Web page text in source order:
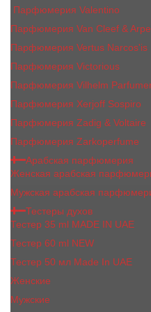
Парфюмерия Valentino
Парфюмерия Van Cleef &
Парфюмерия Vertus Narcos'is
Парфюмерия Victorious
Парфюмерия Vilhelm
Парфюмерия Xerjoff Sospiro
Парфюмерия Zadig & Voltaire
Парфюмерия Zarkoperfume
Арабская парфюмерия
Женская арабская
Мужская арабская
Тестеры духов
Тестер 35 ml MADE IN UAE
Тестер 60 ml NEW
Тестер 50 мл Made In UAE
Женские
Мужские